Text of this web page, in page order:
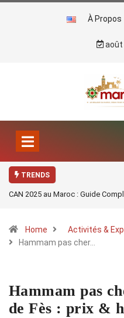
À Propos
août
TRENDS
CAN 2025 au Maroc : Guide
Home
Activités &
Hammam pas cher…
Hammam pas
de Fès : prix &